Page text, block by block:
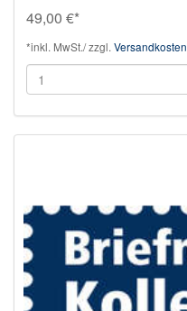
49,00 €*
*inkl. MwSt./ zzgl. Versandkosten